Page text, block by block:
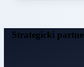
Strategickí